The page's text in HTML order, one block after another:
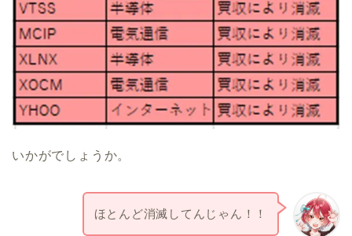
いかがでしょうか。
ほとんど消滅してんじゃん！！